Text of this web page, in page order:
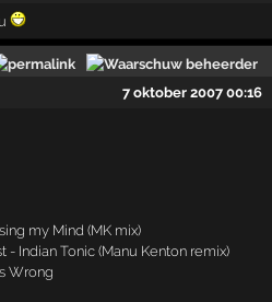
7 oktober 2007 00:16
my Mind (MK mix)
- Indian Tonic (Manu Kenton remix)
Wrong